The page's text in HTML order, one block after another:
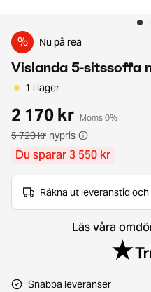
% Nu på rea
Vislanda 5-sitssoffa
1 i lager
2 170 kr Moms 0%
5 720 kr nypris
Du sparar 3 550 kr
Räkna ut leveranstid
Läs våra
Snabba leveranser